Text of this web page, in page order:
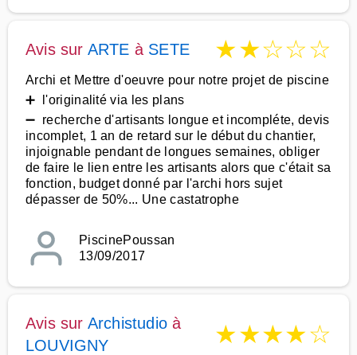
Avis sur ARTE à SETE ★★☆☆☆
Archi et Mettre d'oeuvre pour notre projet de piscine
➕ l'originalité via les plans
➖ recherche d'artisants longue et incompléte, devis
incomplet, 1 an de retard sur le début du chantier,
injoignable pendant de longues semaines, obliger
de faire le lien entre les artisants alors que c'était sa
fonction, budget donné par l'archi hors sujet
dépasser de 50%... Une castatrophe
PiscinePoussan
13/09/2017
Avis sur Archistudio à
LOUVIGNY
★★★★☆